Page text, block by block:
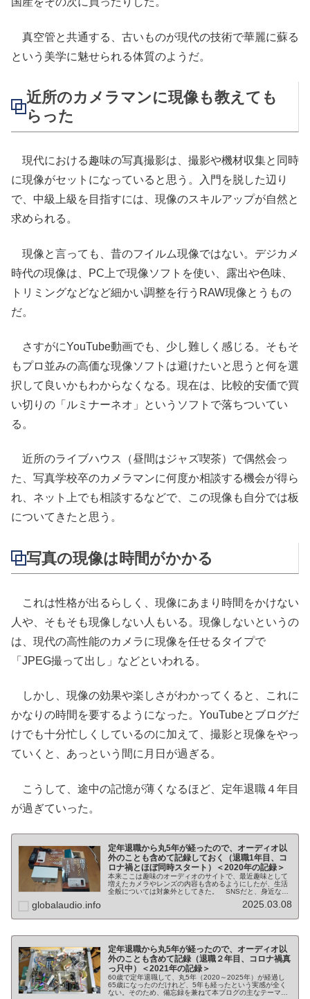
真空管と共通する、古いものが現代の技術で華麗に蘇る
という美学に魅せられる体質のようだ。
近所のカメラマンに現像も教えても
らった
現代における趣味の写真撮影は、撮影や機材収集と同時
に現像がセットになっていると思う。入門を脱した辺り
で、中級上級を目指すには、現像のスキルアップが自然と
求められる。
現像と言っても、昔のフイルム現像ではない。デジカメ
時代の現像は、PC上で現像ソフトを使い、露出や色味、
トリミングなどなど細かい調整を行うRAW現像とうもの
だ。
さすがにYouTube動画でも、少し難しく感じる。そもそ
もプロ並みの高価な現像ソフトは避けたいと思うと何を選
択して良いかもわからなくなる。現在は、比較的安価で買
い切りの「ルミナーネオ」というソフトで落ちついてい
る。
近所のライブハウス（昼間はジャズ喫茶）で偶然会っ
た、写真学校卒のカメラマンに何度か相談する機会が得ら
れ、ネット上でも相談するなどで、この現像も自分では板
についてきたと思う。
写真の現像は時間がかかる
これは性格が出るらしく、現像にあまり時間をかけない
人や、そもそも現像しない人もいる。現像しないというの
は、現代の高性能のカメラに現像を任せるタイプで
「JPEG撮って出し」などといわれる。
しかし、現像の効果や楽しさがわかってくると、これに
かなりの時間を要するようになった。YouTubeとブログだ
けでも十分忙しくしているのに加えて、撮影と現像をやっ
ていくと、あっという間に月日が過ぎる。
こうして、途中の記憶が薄くなるほど、定年退職４年目
が過ぎていった。
定年退職から丸5年が経ったので、オーディオ以
外のことも含めて記録しておく（退職1年目、コ
ロナ禍とほぼ同時スタート）＜2020年の記録＞
本来ここは趣味のオーディオのサイトで、最近趣味として
増えたカメラやレンズの内容も含めるようにしたが、生活
全般については対象外としてきた。 SNSだと、身近な知
globalaudio.info 2025.03.08
定年退職から丸5年が経ったので、オーディオ以
外のことも含めて記録（退職２年目、コロナ禍真
っ只中）＜2021年の記録＞
60歳で定年退職して、丸5年（2020～2025年）が経過し
65歳になったのだけれど、5年も経ったという実感が全く
ない。そのため、備忘録を兼ねて本ブログの主なテーマで